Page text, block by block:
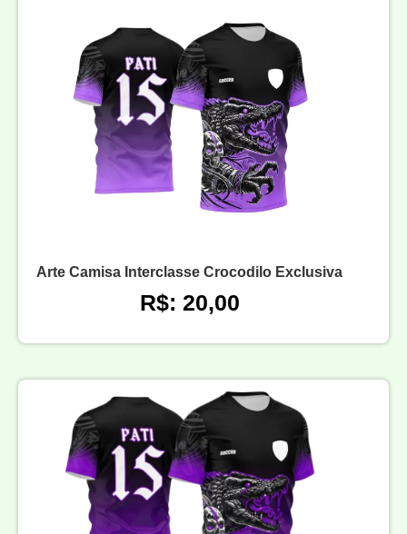
Arte Camisa Interclasse Crocodilo Exclusiva
R$: 20,00